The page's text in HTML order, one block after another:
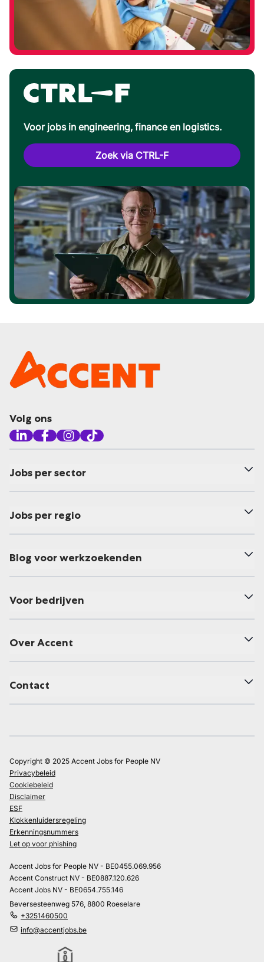
Voor jobs in engineering, finance en logistics.
Zoek via CTRL-F
Volg ons
Jobs per sector
Jobs per regio
Blog voor werkzoekenden
Voor bedrijven
Over Accent
Contact
Copyright © 2025 Accent Jobs for People NV
Privacybeleid
Cookiebeleid
Disclaimer
ESF
Klokkenluidersregeling
Erkenningsnummers
Let op voor phishing
Accent Jobs for People NV - BE0455.069.956
Accent Construct NV - BE0887.120.626
Accent Jobs NV - BE0654.755.146
Beversesteenweg 576, 8800 Roeselare
+3251460500
info@accentjobs.be